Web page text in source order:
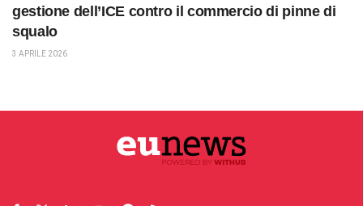
gestione dell’ICE contro il commercio di pinne di
squalo
3 APRILE 2026